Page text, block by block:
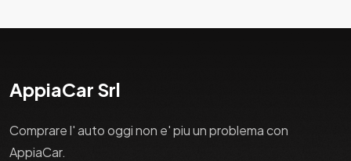
AppiaCar Srl
Comprare l' auto oggi non e' piu un problema con
AppiaCar.